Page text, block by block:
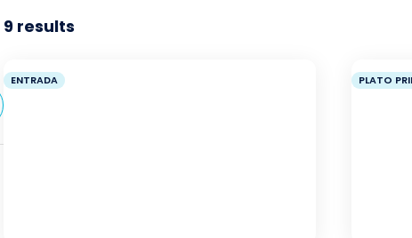
9 results
ENTRADA PLATO